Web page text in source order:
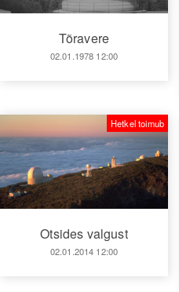
Tõravere
02.01.1978 12:00
Otsides valgust
02.01.2014 12:00
Hetkel toimub